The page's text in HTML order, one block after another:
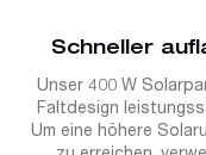
Schneller
Unser 400 W
Faltdesign
Um eine höhere